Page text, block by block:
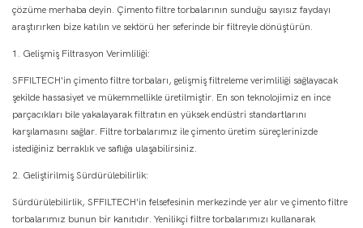
çözüme merhaba deyin. Çimento filtre torbalarının sunduğu sayısız faydayı
araştırırken bize katılın ve sektörü her seferinde bir filtreyle dönüştürün.
1. Gelişmiş Filtrasyon Verimliliği:
SFFILTECH'in çimento filtre torbaları, gelişmiş filtreleme verimliliği sağlayacak
şekilde hassasiyet ve mükemmellikle üretilmiştir. En son teknolojimiz en ince
parçacıkları bile yakalayarak filtratın en yüksek endüstri standartlarını
karşılamasını sağlar. Filtre torbalarımız ile çimento üretim süreçlerinizde
istediğiniz berraklık ve saflığa ulaşabilirsiniz.
2. Geliştirilmiş Sürdürülebilirlik:
Sürdürülebilirlik, SFFILTECH'in felsefesinin merkezinde yer alır ve çimento filtre
torbalarımız bunun bir kanıtıdır. Yenilikçi filtre torbalarımızı kullanarak